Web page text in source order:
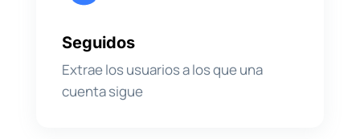
Seguidos
Extrae los usuarios a los que una
cuenta sigue